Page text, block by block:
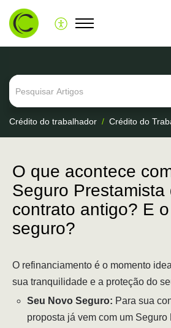
Crédito do trabalhador Crédito do
O que acontece
Seguro Prestamista
contrato antigo? E
seguro?
O refinanciamento é o momento
sua tranquilidade e a proteção do
Seu Novo Seguro: Para sua
proposta já vem com um Seguro